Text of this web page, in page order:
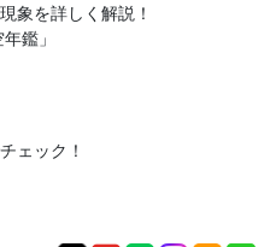
象を詳しく解説！
鑑」
ェック！